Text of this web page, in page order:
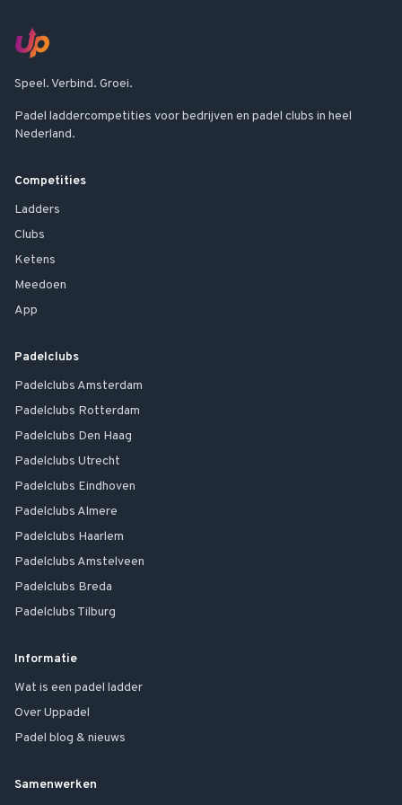
Speel. Verbind. Groei.
Padel laddercompetities voor bedrijven en padel clubs in heel
Nederland.
Competities
Ladders
Clubs
Ketens
Meedoen
App
Padelclubs
Padelclubs Amsterdam
Padelclubs Rotterdam
Padelclubs Den Haag
Padelclubs Utrecht
Padelclubs Eindhoven
Padelclubs Almere
Padelclubs Haarlem
Padelclubs Amstelveen
Padelclubs Breda
Padelclubs Tilburg
Informatie
Wat is een padel ladder
Over Uppadel
Padel blog & nieuws
Samenwerken